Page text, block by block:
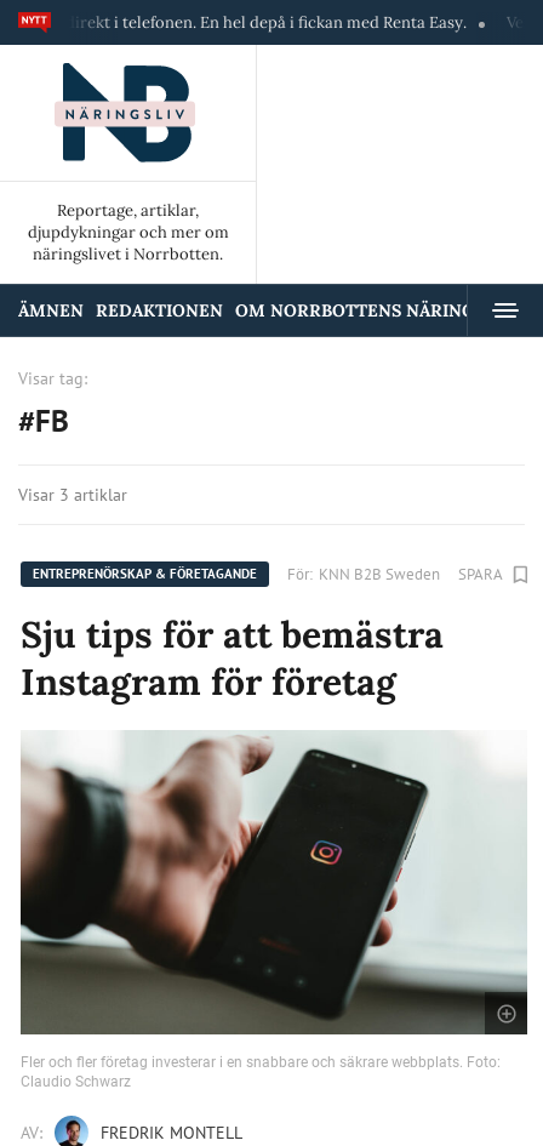
direkt i telefonen. En hel depå i fickan med Renta Easy. Velumi
Reportage, artiklar,
djupdykningar och mer om
näringslivet i Norrbotten.
ÄMNEN REDAKTIONEN OM NORRBOTTENS NÄRINGSLIV
Visar tag:
#FB
Visar 3 artiklar
ENTREPRENÖRSKAP & FÖRETAGANDE För: KNN B2B Sweden SPARA
Sju tips för att bemästra
Instagram för företag
Fler och fler företag investerar i en snabbare och säkrare webbplats. Foto:
Claudio Schwarz
AV: FREDRIK MONTELL